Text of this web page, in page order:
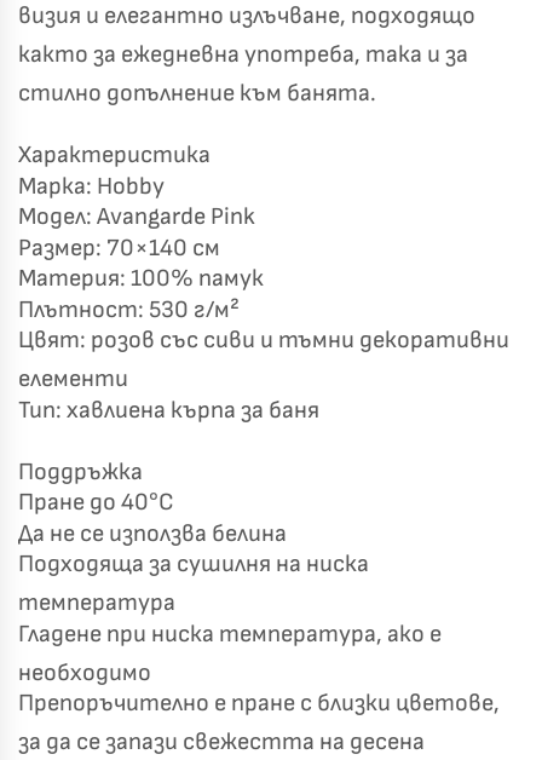
визия и елегантно излъчване, подходящо
както за ежедневна употреба, така и за
стилно допълнение към банята.
Характеристика
Марка: Hobby
Модел: Avangarde Pink
Размер: 70×140 см
Материя: 100% памук
Плътност: 530 г/м²
Цвят: розов със сиви и тъмни декоративни
елементи
Тип: хавлиена кърпа за баня
Поддръжка
Пране до 40°C
Да не се използва белина
Подходяща за сушилня на ниска
температура
Гладене при ниска температура, ако е
необходимо
Препоръчително е пране с близки цветове,
за да се запази свежестта на десена
🎁 Късметът избра Вас!
Хавлиени кърпи – Комплект 2 части – 100% памук
19,00 €
Бяло и Небесносиньо Екрю и Бежово
Светлосиво и Антрацит